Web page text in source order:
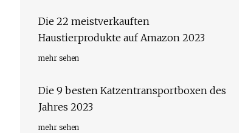
Die 22 meistverkauften
Haustierprodukte auf Amazon 2023
mehr sehen
Die 9 besten Katzentransportboxen des
Jahres 2023
mehr sehen